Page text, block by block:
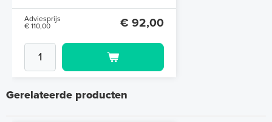
Adviesprijs
€ 110,00
€ 92,00
Gerelateerde producten